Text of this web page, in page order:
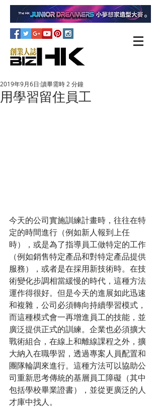
用學習留住員工
2019年9月6日 讀畢需時 2 分鐘
今天的公司實施訓練計畫時，往往在特
定的時間進行（例如新人報到上任
時），或是為了指導員工做特定的工作
（例如銷售特定產品和對特定產品提供
服務），或者是在採用新技術時。在技
術變化步調相當緩慢的時代，這種方法
運作得很好。但是今天的進展如此迅速
和複雜，公司必須轉向持續學習模式，
而這種模式會一再增進員工的技能，並
廣泛提供正式的訓練。企業也必須擴大
戰術組合，在線上和離線課程之外，擴
大納入在職學習，透過專案人員配置和
團隊輪調來進行。這種方法可以協助公
司重新思考傳統的基層員工障礙（其中
包括學校畢業證書），並從更廣泛的人
才庫中找人。